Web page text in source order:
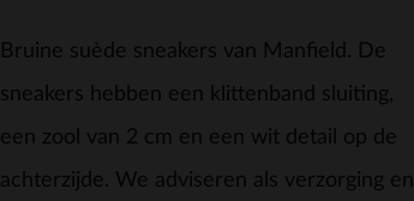
Bruine suède sneakers van Manfield. De
sneakers hebben een klittenband sluiting,
een zool van 2 cm en een wit detail op de
achterzijde. We adviseren als verzorging en